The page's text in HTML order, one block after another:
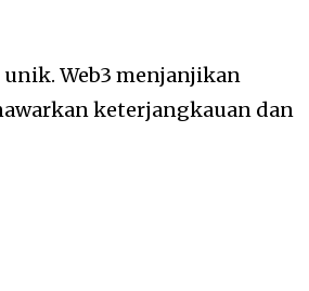
Web3 menjanjikan
keterjangkauan dan